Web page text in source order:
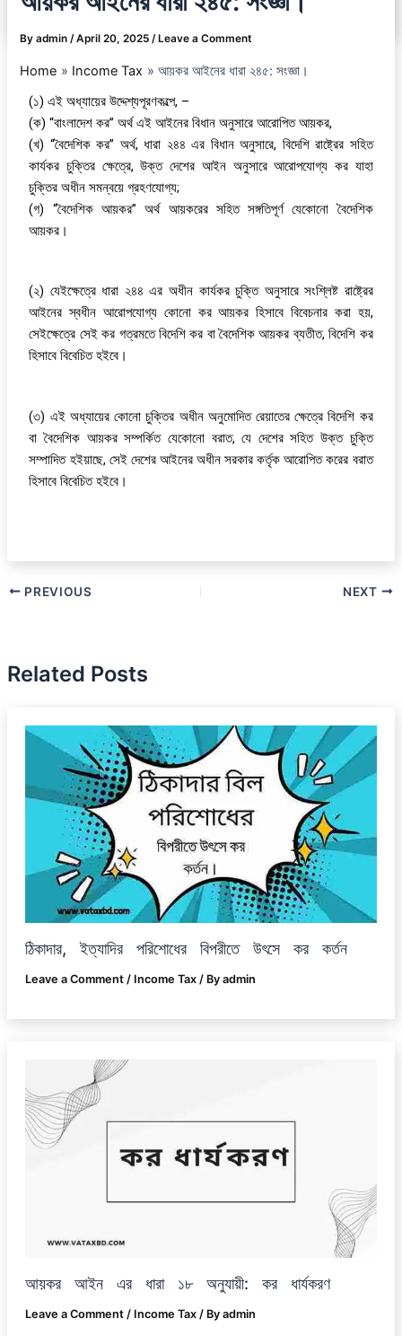
Byadmin/April 20, 2025/ Leave a Comment
Home Income Tax
আয়কর আইনের ধারা ২৪৫: সংজ্ঞা।
(১) এই অধ্যায়ের উদ্দেশ্যপূরণকল্পে, –
(ক) “বাংলাদেশ কর” অর্থ এই আইনের বিধান অনুসারে আরোপিত আয়কর,
(খ) “বৈদেশিক কর” অর্থ, ধারা ২৪৪ এর বিধান অনুসারে, বিদেশি রাষ্ট্রের সহিত
কার্যকর চুক্তির ক্ষেত্রে, উক্ত দেশের আইন অনুসারে আরোপযোগ্য কর যাহা
চুক্তির অধীন সমন্বয়ে গ্রহণযোগ্য;
(গ) “বৈদেশিক আয়কর” অর্থ আয়করের সহিত সঙ্গতিপূর্ণ যেকোনো বৈদেশিক
আয়কর।
(২) যেইক্ষেত্রে ধারা ২৪৪ এর অধীন কার্যকর চুক্তি অনুসারে সংশ্লিষ্ট রাষ্ট্রের
আইনের স্বধীন আরোপযোগ্য কোনো কর আয়কর হিসাবে বিবেচনার করা হয়,
সেইক্ষেত্রে সেই কর গত্রমতে বিদেশি কর বা বৈদেশিক আয়কর ব্যতীত, বিদেশি কর
হিসাবে বিবেচিত হইবে।
(৩) এই অধ্যায়ের কোনো চুক্তির অধীন অনুমোদিত রেয়াতের ক্ষেত্রে বিদেশি কর
বা বৈদেশিক আয়কর সম্পর্কিত যেকোনো বরাত, যে দেশের সহিত উক্ত চুক্তি
সম্পাদিত হইয়াছে, সেই দেশের আইনের অধীন সরকার কর্তৃক আরোপিত করের বরাত
হিসাবে বিবেচিত হইবে।
PREVIOUS NEXT
Related Posts
ঠিকাদার, ইত্যাদির পরিশোধের বিপরীতে উৎসে কর কর্তন
Leave a Comment / Income Tax/ By admin
আয়কর আইন এর ধারা ১৮ অনুযায়ী: কর ধার্যকরণ
Leave a Comment / Income Tax/ By admin